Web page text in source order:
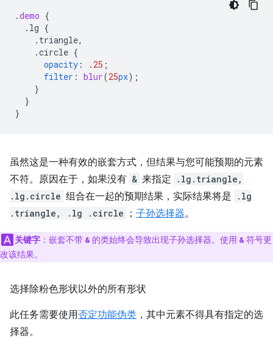
.demo {
.lg {
.triangle,
.circle {
opacity : .25 ;
filter : blur(25px);
}
}
}
虽然这是一种有效的嵌套方式，但结果与您可能预期的元素
不符。原因在于，如果没有 & 来指定
.lg.triangle,
.lg.circle 组合在一起的预期结果，实际结果将是
.lg
.triangle, .lg .circle
； 子孙选择器。
关键字 ：嵌套不带 & 的类始终会导致出现子孙选择器。使用 & 符号更
改该结果。
选择除粉色形状以外的所有形状
此任务需要使用否定功能伪类 ，其中元素不得具有指定的选
择器。